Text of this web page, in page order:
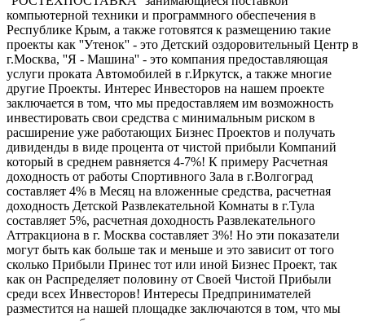
компьютерной техники и программного обеспечения в
Республике Крым, а также готовятся к размещению такие
проекты как ''Утенок'' - это Детский оздоровительный Центр в
г.Москва, ''Я - Машина'' - это компания предоставляющая
услуги проката Автомобилей в г.Иркутск, а также многие
другие Проекты. Интерес Инвесторов на нашем проекте
заключается в том, что мы предоставляем им возможность
инвестировать свои средства с минимальным риском в
расширение уже работающих Бизнес Проектов и получать
дивиденды в виде процента от чистой прибыли Компаний
который в среднем равняется 4-7%! К примеру Расчетная
доходность от работы Спортивного Зала в г.Волгоград
составляет 4% в Месяц на вложенные средства, расчетная
доходность Детской Развлекательной Комнаты в г.Тула
составляет 5%, расчетная доходность Развлекательного
Аттракциона в г. Москва составляет 3%! Но эти показатели
могут быть как больше так и меньше и это зависит от того
сколько Прибыли Принес тот или иной Бизнес Проект, так
как он Распределяет половину от Своей Чистой Прибыли
среди всех Инвесторов! Интересы Предпринимателей
разместится на нашей площадке заключаются в том, что мы